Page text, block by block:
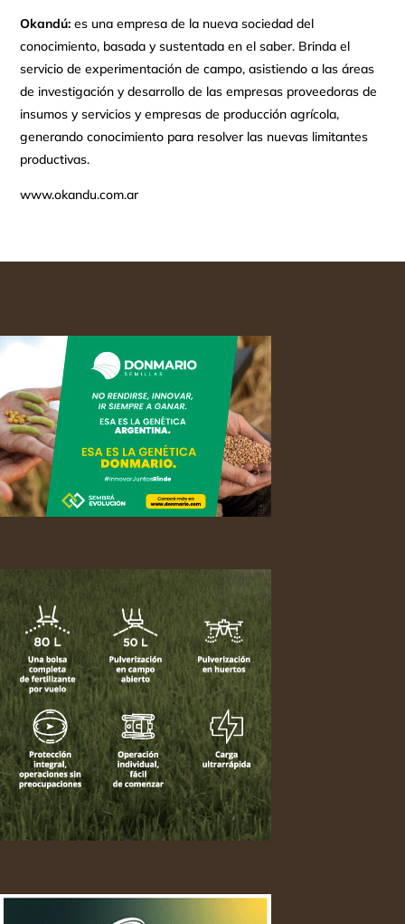
Okandú:es una empresa de la nueva sociedad del
conocimiento, basada y sustentada en el saber. Brinda el
servicio de experimentación de campo, asistiendo a las áreas
de investigación y desarrollo de las empresas proveedoras de
insumos y servicios y empresas de producción agrícola,
generando conocimiento para resolver las nuevas limitantes
productivas.
www.okandu.com.ar